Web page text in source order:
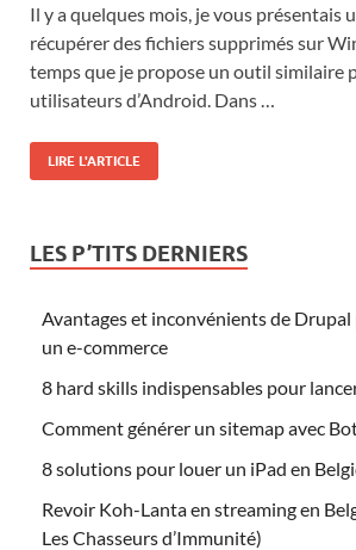
Il y a quelques mois, je vous présentais
récupérer des fichiers supprimés sur
temps que je propose un outil similaire
utilisateurs d’Android. Dans …
LIRE L'ARTICLE
LES P’TITS DERNIERS
Avantages et inconvénients de
un e-commerce
8 hard skills indispensables pour
Comment générer un sitemap avec
8 solutions pour louer un iPad en
Revoir Koh-Lanta en streaming en
Les Chasseurs d’Immunité)